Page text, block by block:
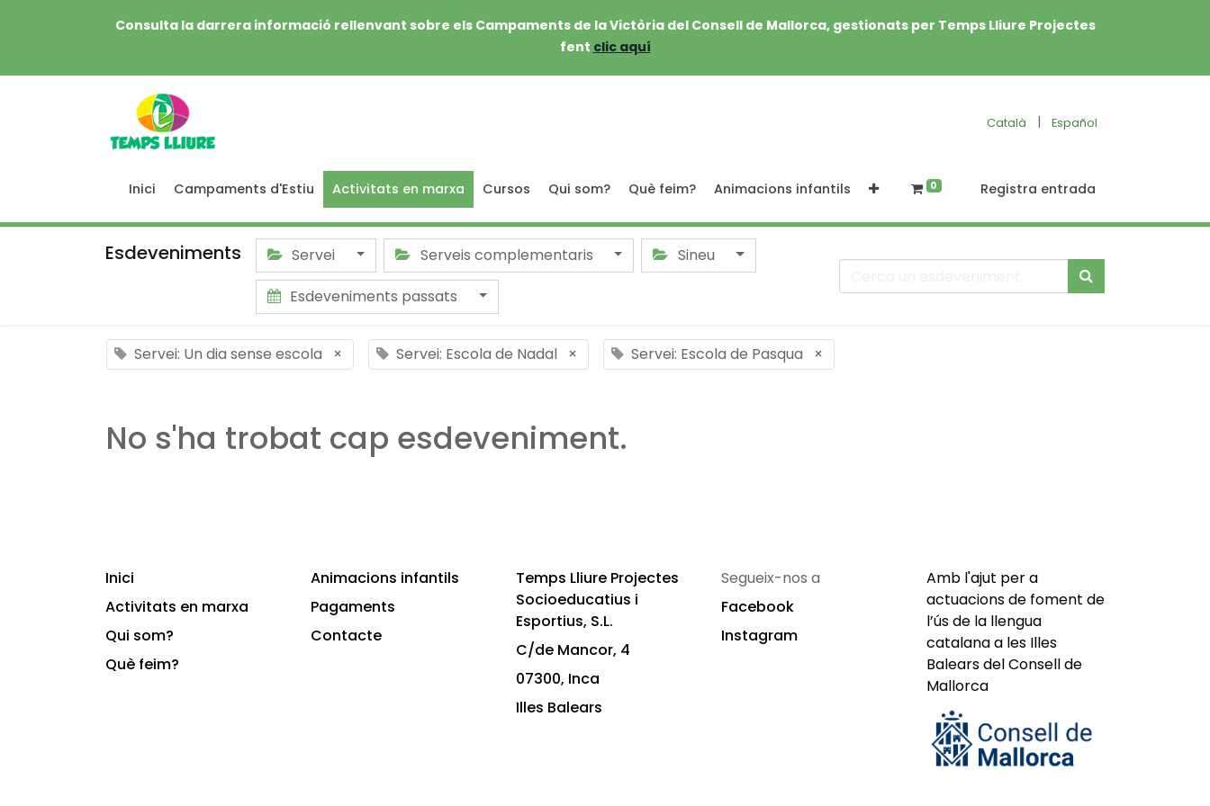
Consulta la darrera informació rellenvant sobre els Campaments de la Victòria del Consell de Mallorca, gestionats per Temps Lliure Projectes
fent clic aquí
Català | Español
Inici Campaments d'Estiu Activitats en marxa Cursos Qui som? Què feim? Animacions infantils 0 Registra entrada
Esdeveniments Servei Serveis complementaris
Sineu
Esdeveniments passats
Servei: Un dia sense escola × Servei: Escola de Nadal × Servei: Escola de Pasqua ×
No s'ha trobat cap esdeveniment.
Inici
Activitats en marxa
Qui som?
Què feim?
Animacions infantils
Pagaments
Contacte
Temps Lliure Projectes
Socioeducatius i
Esportius, S.L.
C/de Mancor, 4
07300, Inca
Illes Balears
Segueix-nos a
Facebook
Instagram
Amb l'ajut per a
actuacions de foment de
l’ús de la llengua
catalana a les Illes
Balears del Consell de
Mallorca